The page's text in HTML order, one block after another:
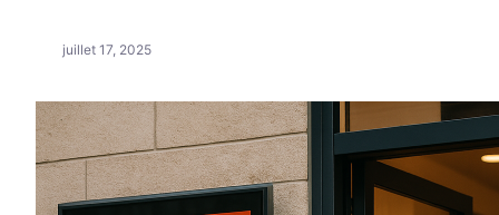
juillet 17, 2025